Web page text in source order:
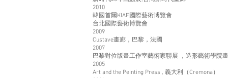
2010
韓國首爾KIAF國際藝術博覽會
台北國際藝術博覽會
2009
Custave畫廊，巴黎，法國
2007
巴黎對位版畫工作室藝術家聯展 ，造形藝術學院
2005
Art and the Peinting Press , 義大利（Cremona）